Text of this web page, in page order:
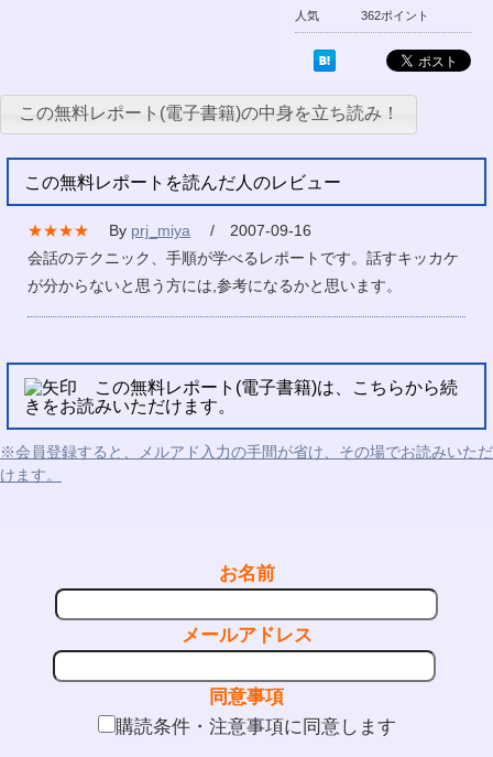
人気 362ポイント
この無料レポート(電子書籍)の中身を立ち読み！
この無料レポートを読んだ人のレビュー
★★★★ By prj_miya
/ 2007-09-16
会話のテクニック、手順が学べるレポートです。話すキッカケ
が分からないと思う方には,参考になるかと思います。
この無料レポート(電子書籍)は、こちらから続
きをお読みいただけます。
※会員登録すると、メルアド入力の手間が省け、その場でお読みいただ
けます。
お名前
メールアドレス
同意事項
購読条件・注意事項に同意します